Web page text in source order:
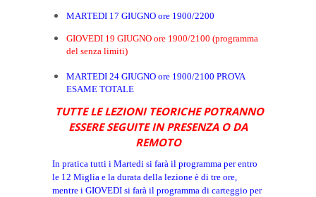
MARTEDI 17 GIUGNO ore 1900/2200
GIOVEDI 19 GIUGNO ore 1900/2100 (programma
del senza limiti)
MARTEDI 24 GIUGNO ore 1900/2100 PROVA
ESAME TOTALE
TUTTE LE LEZIONI TEORICHE POTRANNO
ESSERE SEGUITE IN PRESENZA O DA
REMOTO
In pratica tutti i Martedi si farà il programma per entro
le 12 Miglia e la durata della lezione è di tre ore,
mentre i GIOVEDI si farà il programma di carteggio per